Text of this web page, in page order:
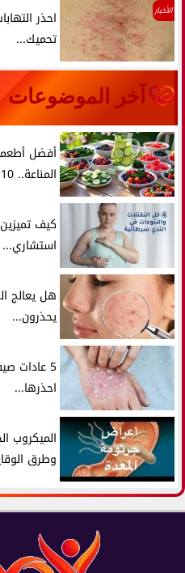
الأخبار
تحميك...
آخر الموضوعات
أفضل
المناعة.. 10...
كيف
استشاري...
هل يعالج
يحذرون...
5 عادات
احذرها...
الميكروب
وطرق